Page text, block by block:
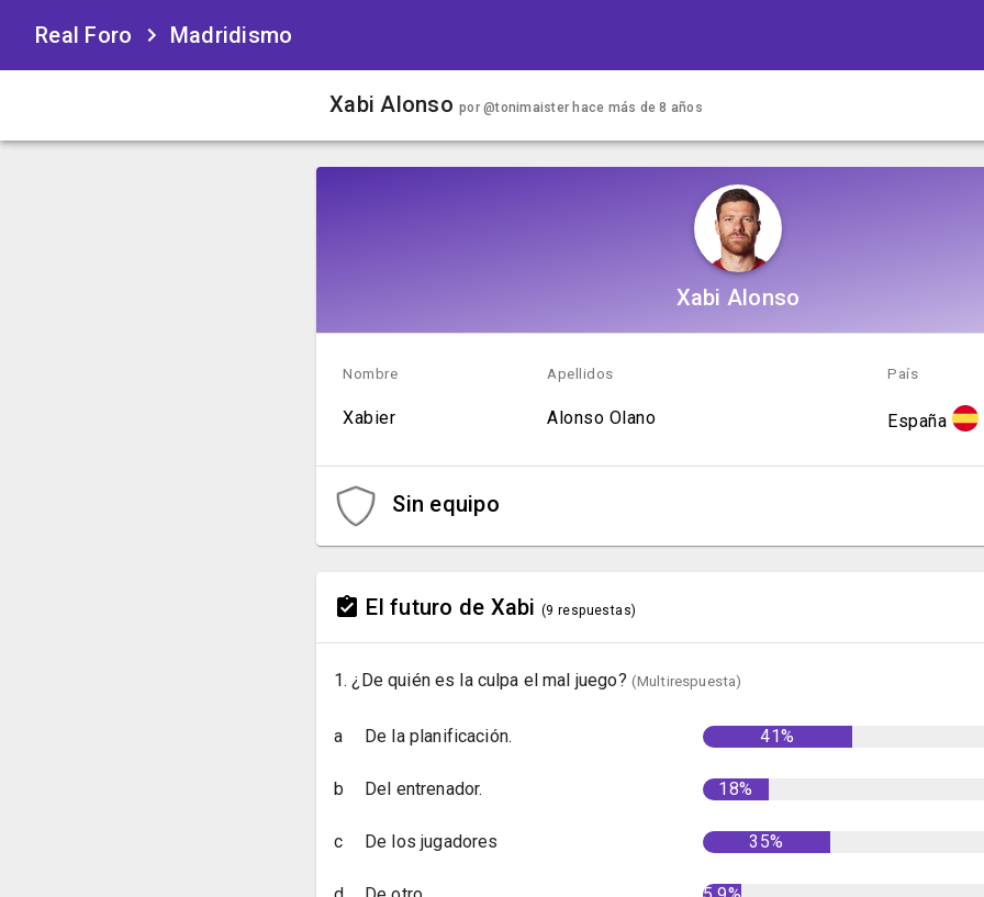
Real Foro Madridismo
Xabi Alonso por @tonimaister hace más de 8 años
Xabi Alonso
Nombre
Xabier
Apellidos
Alonso Olano
País
España
Sin equipo
El futuro de Xabi (9 respuestas)
1. ¿De quién es la culpa el mal juego? (Multirespuesta)
a De la planificación. 41%
b Del entrenador. 18%
c De los jugadores 35%